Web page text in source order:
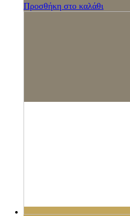
Προσθήκη στο καλάθι